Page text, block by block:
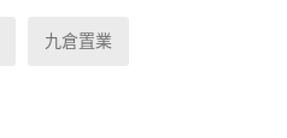
九倉置業